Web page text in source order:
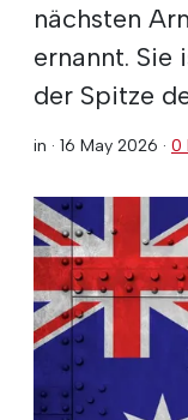
nächsten
ernannt. Sie
der Spitze
in · 16 May 2026 · 0